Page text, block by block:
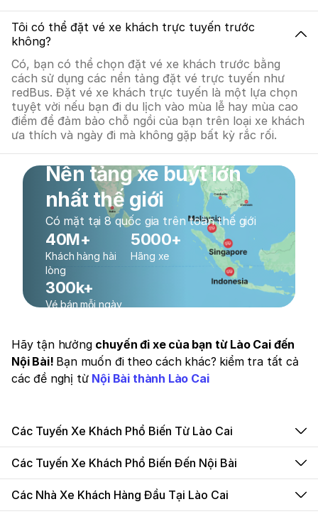
Tôi có thể đặt vé xe khách trực tuyến trước
không?
Có, bạn có thể chọn đặt vé xe khách trước bằng
cách sử dụng các nền tảng đặt vé trực tuyến như
redBus. Đặt vé xe khách trực tuyến là một lựa chọn
tuyệt vời nếu bạn đi du lịch vào mùa lễ hay mùa cao
điểm để đảm bảo chỗ ngồi của bạn trên loại xe khách
ưa thích và ngày đi mà không gặp bất kỳ rắc rối.
Nền tảng xe buýt lớn
nhất thế giới
Có mặt tại 8 quốc gia trên toàn thế giới
40M+
Khách hàng hài
lòng
5000+
Hãng xe
300k+
Vé bán mỗi ngày
Hãy tận hưởng chuyến đi xe của bạn từ Lào Cai đến
Nội Bài! Bạn muốn đi theo cách khác? kiểm tra tất cả
các đề nghị từ Nội Bài thành Lào Cai
Các Tuyến Xe Khách Phổ Biến Từ Lào Cai
Các Tuyến Xe Khách Phổ Biến Đến Nội Bài
Các Nhà Xe Khách Hàng Đầu Tại Lào Cai